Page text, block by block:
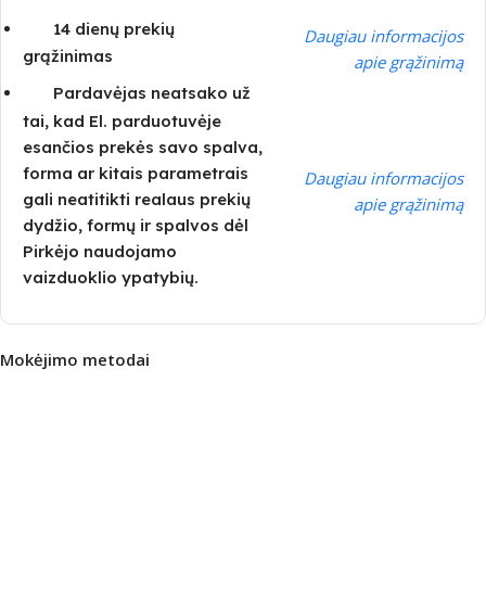
14 dienų prekių
grąžinimas
Daugiau informacijos
apie grąžinimą
Pardavėjas neatsako už
tai, kad El. parduotuvėje
esančios prekės savo spalva,
forma ar kitais parametrais
gali neatitikti realaus prekių
dydžio, formų ir spalvos dėl
Pirkėjo naudojamo
vaizduoklio ypatybių.
Daugiau informacijos
apie grąžinimą
Mokėjimo metodai